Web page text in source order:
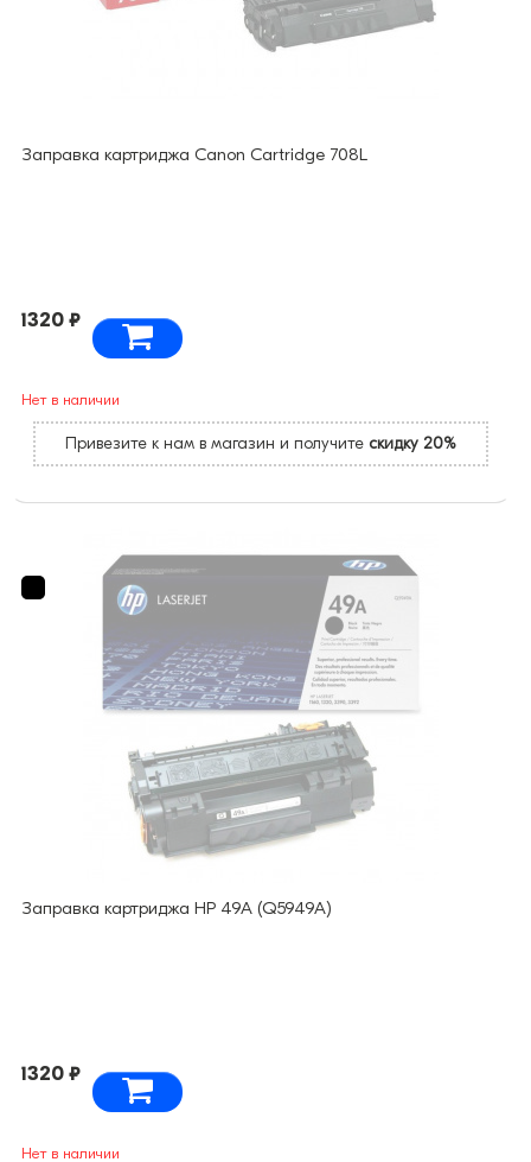
Заправка картриджа Canon Cartridge 708L
1320 ₽
Нет в наличии
Привезите к нам в магазин и получите скидку 20%
Заправка картриджа HP 49A (Q5949A)
1320 ₽
Нет в наличии